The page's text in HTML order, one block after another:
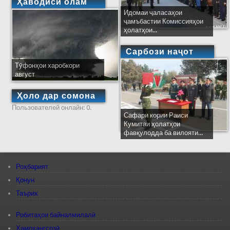
Тӯфонҳои харобкори
август
Ҳоло дар сомона
Пользователей онлайн: 0.
Идомаи ҷаласаҳои
ҷамъбастии Комиссияҳои
ҳолатҳои...
Сарбози наҷот
Сафари кории Раиси
Кумитаи ҳолатҳои
фавқулодда ба вилояти...
Роҳбарият
Қонун
Таърих
Робитаҳои байналмилалӣ
Ҳамоҳангсозӣ